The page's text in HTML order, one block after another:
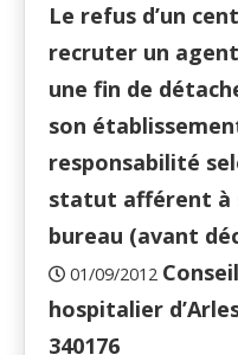
Le refus d’un
recruter un
une fin de
son
responsabilité
statut afférent à
bureau (avant
01/09/2012
hospitalier
340176